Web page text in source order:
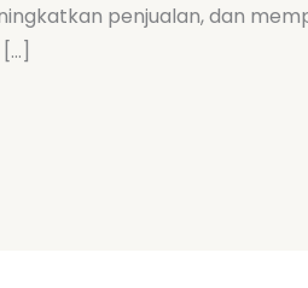
penjualan, dan